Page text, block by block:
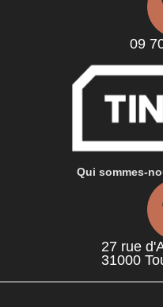
09
Qui sommes-
27 rue
31000